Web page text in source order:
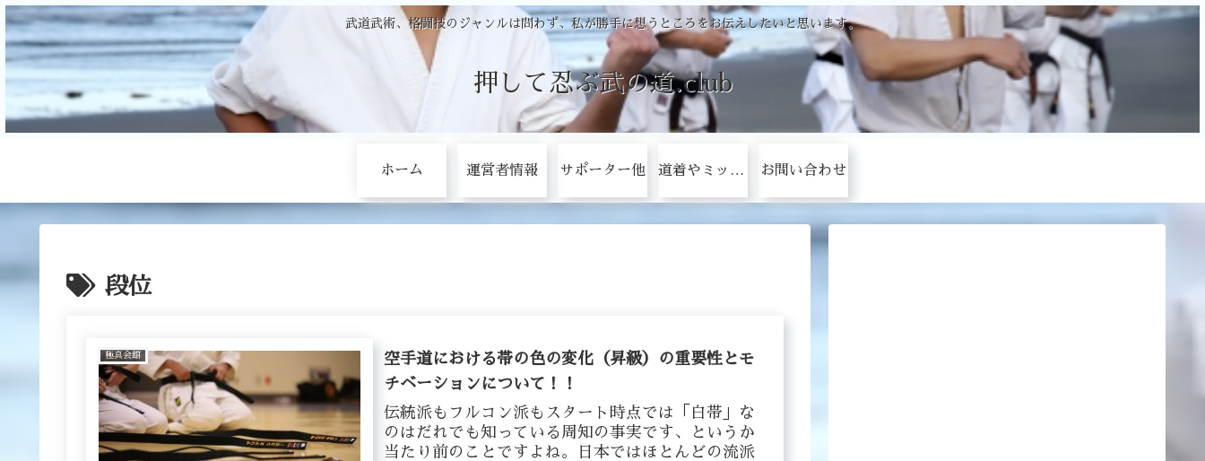
武道武術、格闘技のジャンルは問わず、私が勝手に想うところをお伝えしたいと思います。
押して忍ぶ武の道.club
ホーム 運営者情報 サポーター他 道着やミットをタダにする方法！ お問い合わせ
段位
極真会館
空手道における帯の色の変化（昇級）の重要性とモ
チベーションについて！！
伝統派もフルコン派もスタート時点では「白帯」な
のはだれでも知っている周知の事実です、というか
当たり前のことですよね。日本ではほとんどの流派